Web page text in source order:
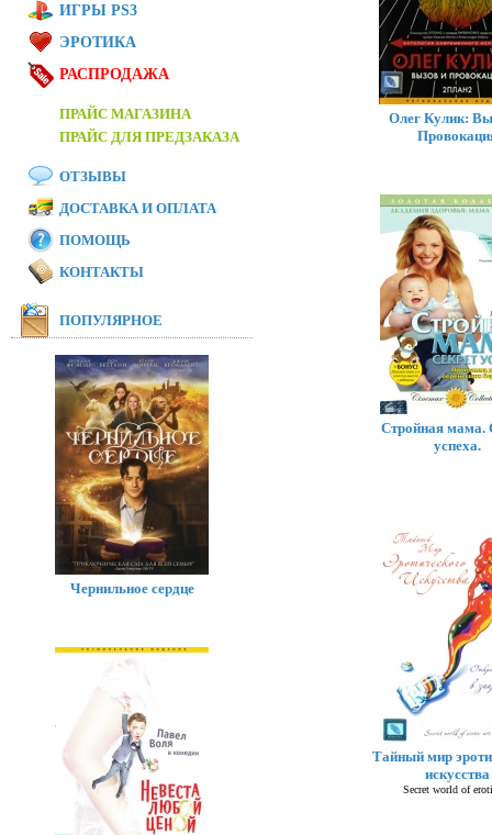
Олег Кулик:
Стройная мама.
успеха.
Тайный мир
искусства
Secret world of
ИГРЫ PS3
ЭРОТИКА
РАСПРОДАЖА
ПРАЙС МАГАЗИНА
ПРАЙС ДЛЯ ПРЕДЗАКАЗА
ОТЗЫВЫ
ДОСТАВКА И ОПЛАТА
ПОМОЩЬ
КОНТАКТЫ
ПОПУЛЯРНОЕ
Чернильное сердце